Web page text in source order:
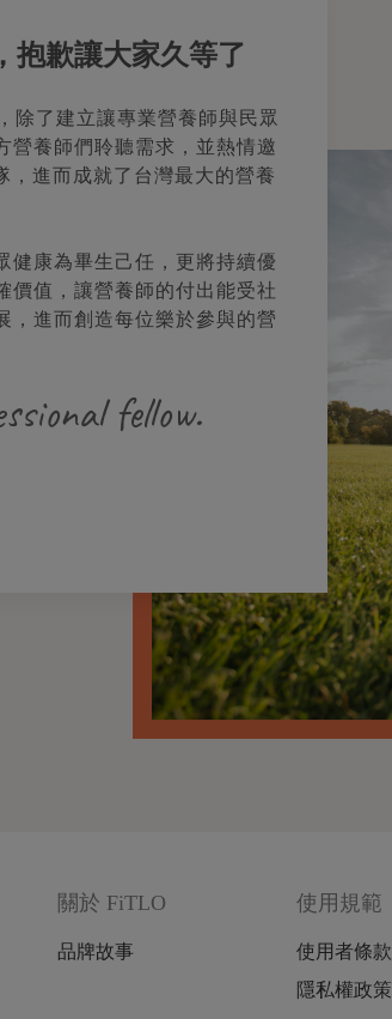
抱歉讓大家久等了
除了建立讓專業營養師與民眾
營養師們聆聽需求，並熱情邀
進而成就了台灣最大的營養
健康為畢生己任，更將持續優
價值，讓營養師的付出能受社
，進而創造每位樂於參與的營
fellow.
關於 FiTLO
品牌故事
使用規範
使用者條款
隱私權政策